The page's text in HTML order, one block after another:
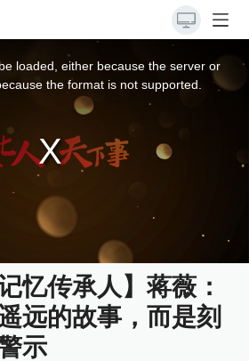
loaded, either because the server or
the format is not supported.
忆传承人】蒋薇：
远的故事，而是刻
示